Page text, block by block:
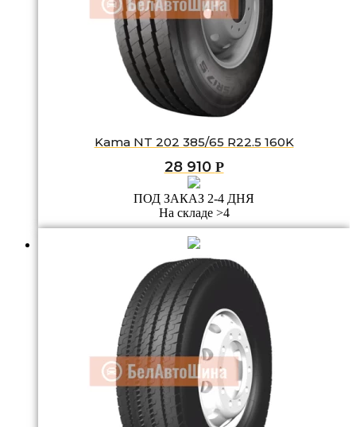
Kama NT 202 385/65 R22.5 160K
28 910 Р
ПОД ЗАКАЗ 2-4 ДНЯ
На складе >4